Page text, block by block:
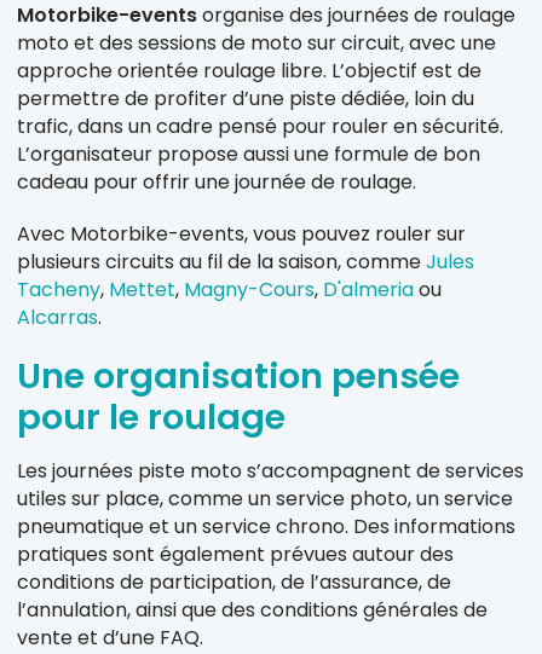
Motorbike-eventsorganise des journées de roulage
moto et des sessions de moto sur circuit, avec une
approche orientée roulage libre. L’objectif est de
permettre de profiter d’une piste dédiée, loin du
trafic, dans un cadre pensé pour rouler en sécurité.
L’organisateur propose aussi une formule de bon
cadeau pour offrir une journée de roulage.
Avec Motorbike-events, vous pouvez rouler sur
plusieurs circuits au fil de la saison, commeJules
Tacheny, Mettet, Magny-Cours, D'almeriaou
Alcarras.
Une organisation pensée
pour le roulage
Les journées piste moto s’accompagnent de services
utiles sur place, comme un service photo, un service
pneumatique et un service chrono. Des informations
pratiques sont également prévues autour des
conditions de participation, de l’assurance, de
l’annulation, ainsi que des conditions générales de
vente et d’une FAQ.